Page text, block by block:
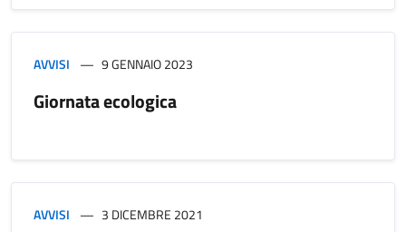
AVVISI 9 GENNAIO 2023
Giornata ecologica
AVVISI 3 DICEMBRE 2021